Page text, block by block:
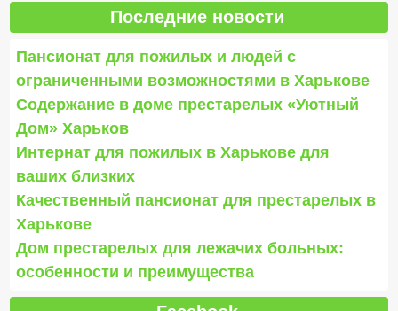
Последние новости
Пансионат для пожилых и людей с
ограниченными возможностями в Харькове
Содержание в доме престарелых «Уютный
Дом» Харьков
Интернат для пожилых в Харькове для
ваших близких
Качественный пансионат для престарелых в
Харькове
Дом престарелых для лежачих больных:
особенности и преимущества